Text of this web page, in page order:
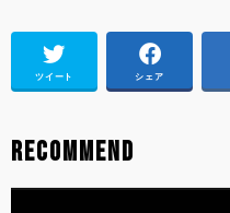
ツイート シェア
RECOMMEND